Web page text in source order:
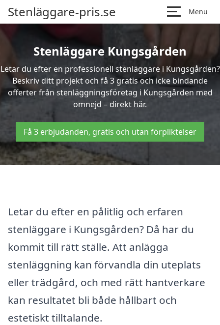
Stenläggare-pris.se Menu
Stenläggare Kungsgården
Letar du efter en professionell stenläggare i Kungsgården?
Beskriv ditt projekt och få 3 gratis och icke bindande
offerter från stenläggningsföretag i Kungsgården med
omnejd – direkt här.
Få 3 erbjudanden, gratis och utan förpliktelser
Letar du efter en pålitlig och erfaren
stenläggare i Kungsgården? Då har du
kommit till rätt ställe. Att anlägga
stenläggning kan förvandla din uteplats
eller trädgård, och med rätt hantverkare
kan resultatet bli både hållbart och
estetiskt tilltalande.